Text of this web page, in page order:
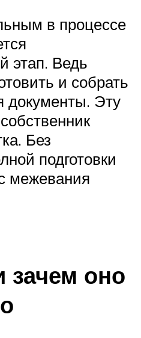
в процессе
этап. Ведь
и собрать
документы. Эту
Без
подготовки
межевания
зачем оно